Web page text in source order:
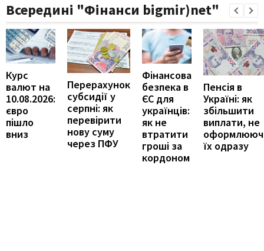
Всередині "Фінанси bigmir)net"
Курс
валют на
10.08.2026:
євро
пішло
вниз
Перерахунок
субсидії у
серпні: як
перевірити
нову суму
через ПФУ
Фінансова
безпека в
ЄС для
українців:
як не
втратити
гроші за
кордоном
Пенсія в
Україні: як
збільшити
виплати, не
їх одразу